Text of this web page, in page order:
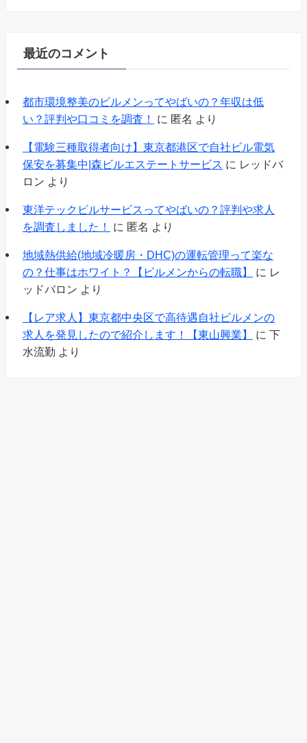
最近のコメント
都市環境整美のビルメンってやばいの？年収は低
い？評判や口コミを調査！
に 匿名 より
【電験三種取得者向け】東京都港区で自社ビル電気
保安を募集中|森ビルエステートサービス に レッドバ
ロン より
東洋テックビルサービスってやばいの？評判や求人
を調査しました！
に 匿名 より
地域熱供給(地域冷暖房・DHC)の運転管理って楽な
の？仕事はホワイト？【ビルメンからの転職】
に レ
ッドバロン より
【レア求人】東京都中央区で高待遇自社ビルメンの
求人を発見したので紹介します！【東山興業】
に 下
水流勤 より